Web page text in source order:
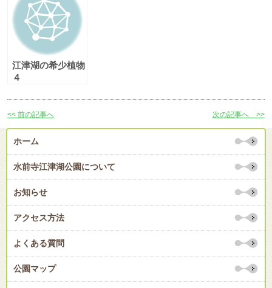
江津湖の希少植物
４
<< 前の記事へ 次の記事へ >>
ホーム
水前寺江津湖公園について
お知らせ
アクセス方法
よくある質問
公園マップ